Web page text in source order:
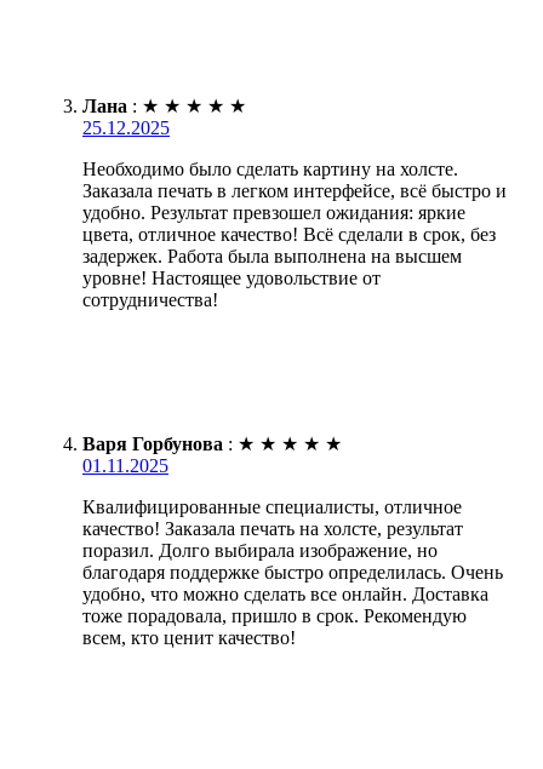
Лана : ★ ★ ★ ★ ★
25.12.2025
Необходимо было сделать картину на холсте.
Заказала печать в легком интерфейсе, всё быстро и
удобно. Результат превзошел ожидания: яркие
цвета, отличное качество! Всё сделали в срок, без
задержек. Работа была выполнена на высшем
уровне! Настоящее удовольствие от
сотрудничества!
Варя Горбунова : ★ ★ ★ ★ ★
01.11.2025
Квалифицированные специалисты, отличное
качество! Заказала печать на холсте, результат
поразил. Долго выбирала изображение, но
благодаря поддержке быстро определилась. Очень
удобно, что можно сделать все онлайн. Доставка
тоже порадовала, пришло в срок. Рекомендую
всем, кто ценит качество!